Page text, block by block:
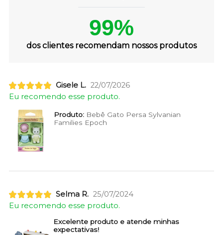
99%
dos clientes recomendam nossos produtos
Gisele L. 22/07/2026
Eu recomendo esse produto.
Produto:Bebê Gato Persa Sylvanian
Families Epoch
Selma R. 25/07/2024
Eu recomendo esse produto.
Excelente produto e atende minhas
expectativas!